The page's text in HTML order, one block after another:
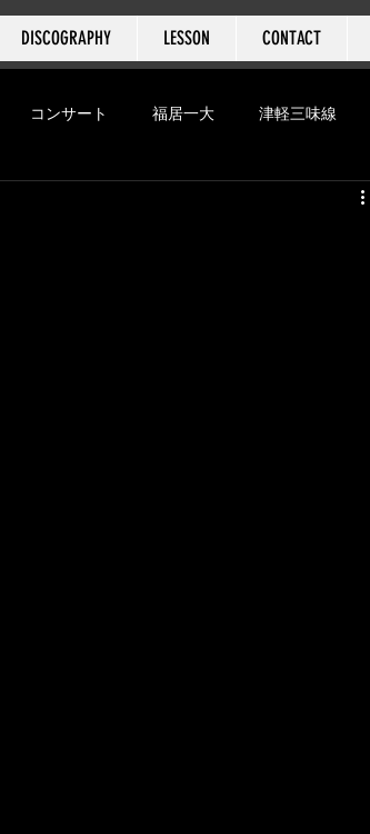
大
DISCOGRAPHY LESSON CONTACT
コンサート 福居一大 津軽三味線